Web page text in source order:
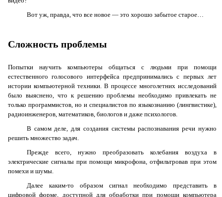
Вот уж, правда, что все новое — это хорошо забытое старое…
Сложность проблемы
Попытки научить компьютеры общаться с людьми при помощи
естественного голосового интерфейса предпринимались с первых лет
истории компьютерной техники. В процессе многолетних исследований
было выяснено, что к решению проблемы необходимо привлекать не
только программистов, но и специалистов по языкознанию (лингвистике),
радиоинженеров, математиков, биологов и даже психологов.
В самом деле, для создания системы распознавания речи нужно
решить множество задач.
Прежде всего, нужно преобразовать колебания воздуха в
электрические сигналы при помощи микрофона, отфильтровав при этом
помехи и шумы.
Далее каким-то образом сигнал необходимо представить в
цифровой форме, доступной для обработки при помощи компьютера